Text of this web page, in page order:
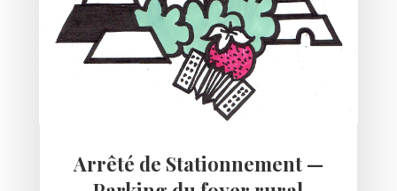
Arrêté de Stationnement —